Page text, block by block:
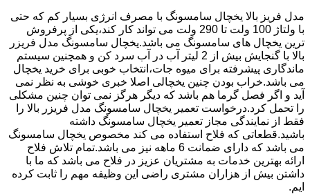
مدل فریز بالا یخچال سامسونگ با مصرف انرژی بسیار کم که حتی
با ولتاژ 100 ولت تا 290 ولت می تواند کار کند،یکی از پرفروش
ترین یخچال های سامسونگ می باشد.یخچال سامسونگ مدل فریزر
بالا با گنجایش بیش از 2 لیتر آب در آب سرد کن و همچنین سیستم
ماندگاری پیشرفته برای میوه جات،انتخاب خوبی برای خرید یخچال
می باشد.خراب بودن چنین یخچالی اصلا خبری خوشی به نظر نمی
آید و اگر فصل گرما هم باشد که دیگر هرگز نمی توان چنین مشکلی
را تحمل کرد.درخواست تعمیر یخچال سامسونگ مدل فریزر بالا را
فقط از نمایندگی مجاز تعمیر یخچال سامسونگ داشته
باشید.قطعاتی که فلاح استفاده می کند مخصوص یخچال سامسونگ
می باشد که دارای ضمانت 6 ماهه نیز می باشد.تمام تلاش فلاح
ارائه بهترین خدمات به مشتریان عزیز در فلاح می باشد که ما با
داشتن بیش از هزاران مشتری راضی این وظیفه مهم را ثابت کرده
ایم.